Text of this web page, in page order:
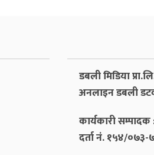
डबली मिडिया
अनलाइन डबली
कार्यकारी सम्पादक
दर्ता नं. १५४/०७३-